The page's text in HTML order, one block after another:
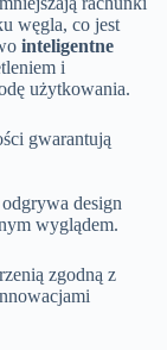
węgla, co jest
inteligentne
i
użytkowania.
gwarantują
design
wyglądem.
zgodną z